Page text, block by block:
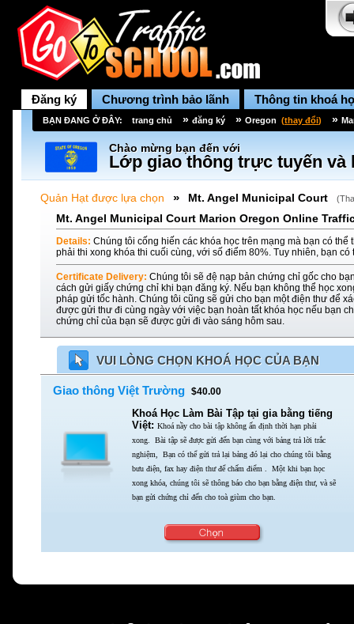
Đăng ký Chương trình bảo lãnh Thông tin khoá
BẠN ĐANG Ở ĐÂY: trang chủ » đăng ký » Oregon (thay đổi) »
Chào mừng bạn đến với
Lớp giao thông trực tuyến và
Quản Hạt được lựa chọn » Mt. Angel Municipal Court (
Mt. Angel Municipal Court Marion Oregon Online
Details: Chúng tôi cống hiến các khóa học trên mạng mà bạn có
phải thi xong khóa thi cuối cùng, với số điểm 80%. Tuy nhiên, bạn
Certificate Delivery: Chúng tôi sẽ đệ nạp bản chứng chỉ gốc cho
cách gửi giấy chứng chỉ khi bạn đăng ký. Nếu bạn không thể học
pháp gửi tốc hành. Chúng tôi cũng sẽ gửi cho bạn một điện thư để
được gửi thư đi cùng ngày với việc bạn hoàn tất khóa học nếu bạn
chứng chỉ của bạn sẽ được gửi đi vào sáng hôm sau.
VUI LÒNG CHỌN KHOÁ HỌC CỦA BẠN
Giao thông Việt Trường $40.00
Khoá Học Làm Bài Tập tại gia bằng tiếng
Việt: Khoá nầy cho bài tập không ấn định thời hạn phải
xong. Bài tập sẽ được gửi đến bạn cùng với bảng trả lời trắc
nghiệm, Bạn có thể gửi trả lại bảng đó lại cho chúng tôi bằng
bưu điện, fax hay điện thư để chấm điểm . Một khi bạn học
xong khóa, chúng tôi sẽ thông báo cho bạn bằng điện thư, và sẽ
bạn gửi chứng chỉ đến cho toà giùm cho bạn.